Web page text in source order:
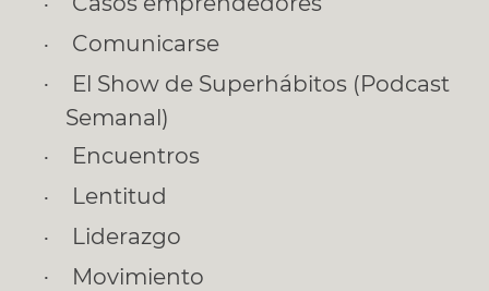
Comunicarse
El Show de Superhábitos (Podcast
Semanal)
Encuentros
Lentitud
Liderazgo
Movimiento